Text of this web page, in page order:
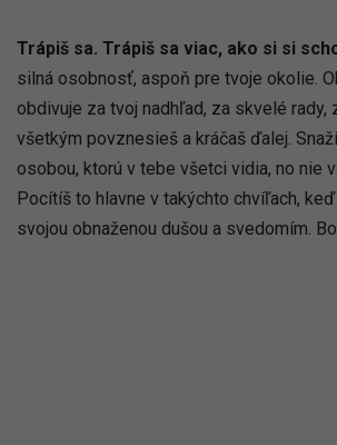
Trápiš sa. Trápiš sa viac, ako si si
silná osobnosť, aspoň pre tvoje okolie.
obdivuje za tvoj nadhľad, za skvelé rady,
všetkým povznesieš a kráčaš ďalej.
osobou, ktorú v tebe všetci vidia, no nie
Pocítíš to hlavne v takýchto chvíľach,
svojou obnaženou dušou a svedomím.